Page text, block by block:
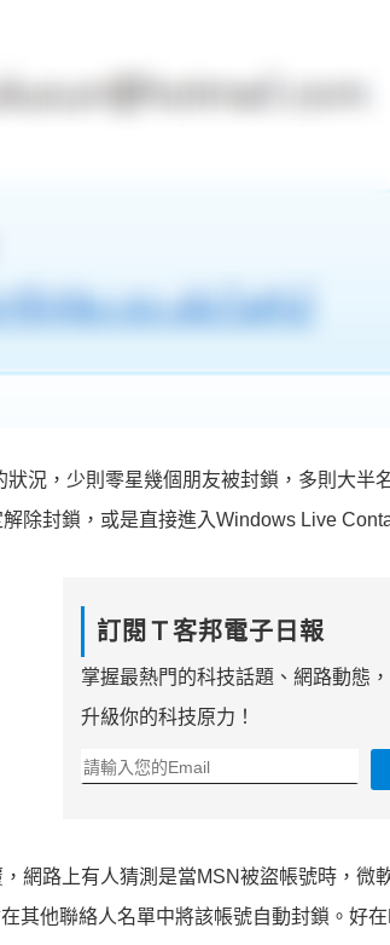
況，少則零星幾個朋友被封鎖，多則大半
除封鎖，或是直接進入Windows Live
訂閱Ｔ客邦電子日報
掌握最熱門的科技話題、網路動態，
升級你的科技原力！
網路上有人猜測是當MSN被盜帳號時，微
其他聯絡人名單中將該帳號自動封鎖。好